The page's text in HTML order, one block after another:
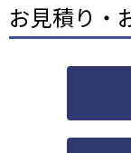
お見積り・